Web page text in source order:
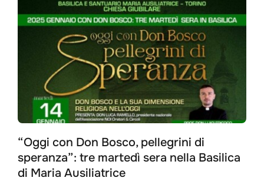
“Oggi con Don Bosco, pellegrini di
speranza”: tre martedì sera nella Basilica
di Maria Ausiliatrice